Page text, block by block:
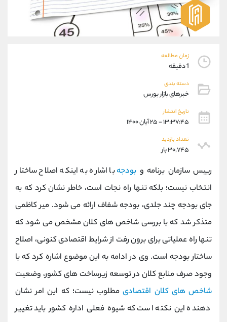
زمان مطالعه
1 دقیقه
دسته بندی
خبرهای بازار بورس
تاریخ انتشار
۱۳:۳۷:۴۵ - ۲۵ آبان ۱۴۰۰
تعداد بازدید
۳۰,۷۴۵ بار
رییس سازمان برنامه و بودجهبا اشاره به اینکه اصلاح ساختار
انتخاب نیست؛ بلکه تنها راه نجات است، خاطر نشان کرد که به
جای بودجه چند جلدی، بودجه شفاف ارائه می شود. میر کاظمی
متذکر شد که با بررسی شاخص های کلان مشخص می شود که
تنها راه عملیاتی برای برون رفت از شرایط اقتصادی کنونی، اصلاح
ساختار بودجه است. وی در ادامه به این موضوع اشاره کرد که با
وجود صرف منابع کلان در توسعه زیرساخت های کشور، وضعیت
شاخص های کلان اقتصادیمطلوب نیست؛ که این امر نشان
دهنده این نکته است که شیوه فعلی اداره کشور باید تغییر
09101364784
واتساپ شروع گفتگو
تلگرام @Armteam_admin_104
پشتیبان فروش
موبایل
واتساپ
تلگرام
داخلی
اطلاعات تماس (دفتر فروش)
021-22021030
بدون پیش شماره 90001030
اینستاگرام @alireza.mehrabii
کانال تلگرام @alirezamehrabi_com